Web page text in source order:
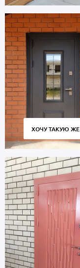
постоянный контроль
обеспечивают
зазоров и сквозняков.
Цена указана за
Позвоните в отдел
приобрести дверь по
замер. Изготовление
транспортом, монтаж.
ХОЧУ ТАКУЮ ЖЕ